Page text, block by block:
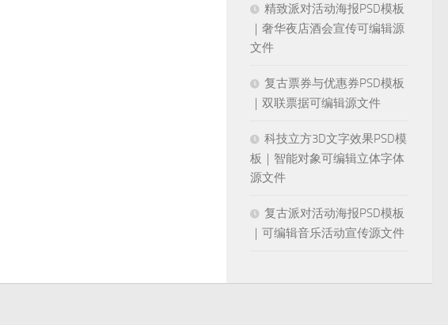
精致派对活动海报PSD模板
｜奢华夜店酒会宣传可编辑源
文件
复古票券与优惠券PSD模板
｜双联票据可编辑源文件
科技立方3D文字效果PSD模
板｜智能对象可编辑立体字体
源文件
复古派对活动海报PSD模板
｜可编辑音乐活动宣传源文件